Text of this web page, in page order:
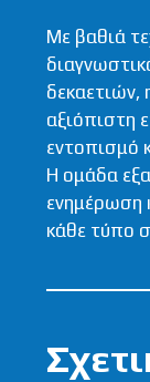
Με βαθιά
δεκαετιών,
αξιόπιστη
εντοπισμό
Η ομάδα
ενημέρωση
κάθε τύπο